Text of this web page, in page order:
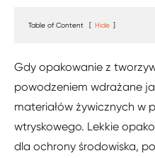
Table of Content [ Hide ]
Gdy opakowanie z
powodzeniem wdrażane
materiałów żywicznych w
wtryskowego. Lekkie
dla ochrony środowiska,